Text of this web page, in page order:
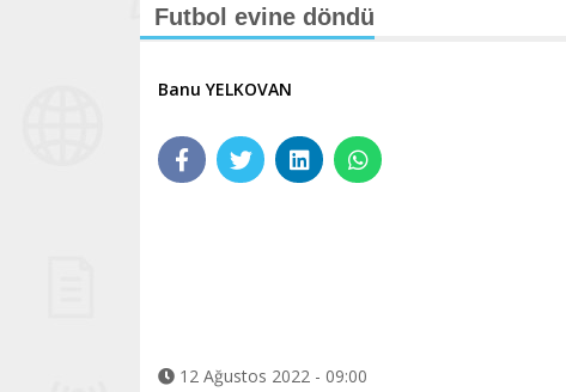
Futbol evine döndü
Banu YELKOVAN
12 Ağustos 2022 - 09:00